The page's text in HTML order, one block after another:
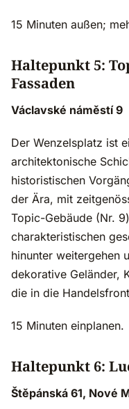
15 Minuten außen;
Haltepunkt 5:
Fassaden
Václavské náměstí 9
Der Wenzelsplatz ist
architektonische
historistischen
der Ära, mit
Topic-Gebäude (Nr.
charakteristischen
hinunter weitergehen
dekorative Geländer,
die in die
15 Minuten einplanen.
Haltepunkt 6:
Štěpánská 61, Nové